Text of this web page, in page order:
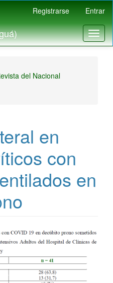
Registrarse Entrar
del Nacional
en
con
en